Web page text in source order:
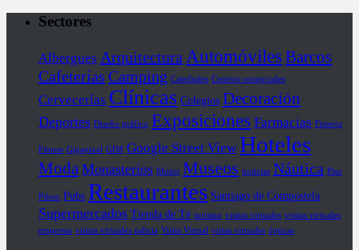
Sectores
Albergues Arquitectura Automóviles Barcos
Cafeterías Camping Catedrales Centros comerciales
Cervecerías Clínicas Colegios Decoración
Deportes Diseño gráfico Exposiciones Farmacias Fisterra
Fitness Gigapixel GIM Google Street View Hoteles
Moda Monasterios Motos Museos noticias Náutica Piso
Piloto Pubs Restaurantes Santiago de Compostela
Supermercados Tienda de Té turismo visitas virtuales visitas virtuales
empresas visitas virtuales galicia Visita Virtual vistas virtuales ópticas